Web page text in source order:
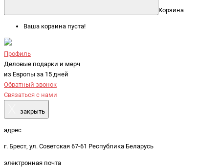
Корзина
Ваша корзина пуста!
Профиль
Деловые подарки и мерч
из Европы за 15 дней
Обратный звонок
Связаться с нами
закрыть
адрес
г. Брест, ул. Советская 67-61 Республика Беларусь
электронная почта